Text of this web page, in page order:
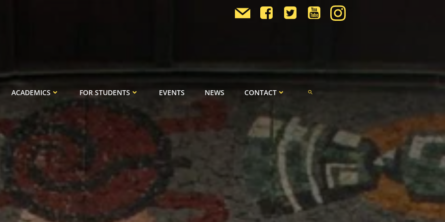
ACADEMICS FOR STUDENTS EVENTS NEWS CONTACT